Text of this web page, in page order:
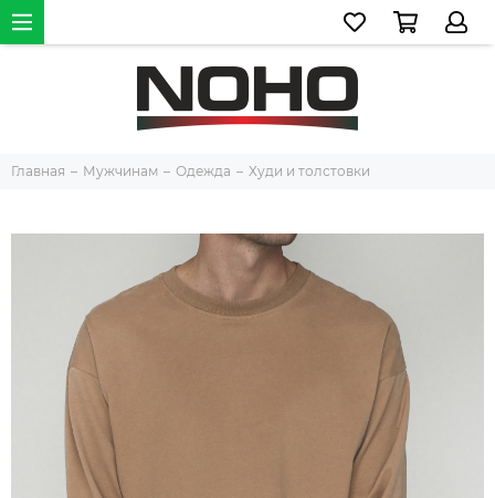
Главная Мужчинам Одежда Худи и толстовки